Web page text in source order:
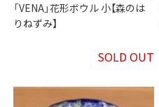
「VENA」花形ボウル 小【森のは
りねずみ】
SOLD OUT